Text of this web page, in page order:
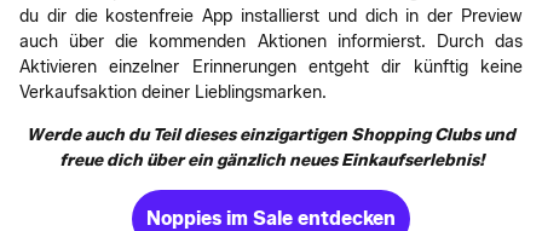
du dir die kostenfreie App installierst und dich in der Preview
auch über die kommenden Aktionen informierst. Durch das
Aktivieren einzelner Erinnerungen entgeht dir künftig keine
Verkaufsaktion deiner Lieblingsmarken.
Werde auch du Teil dieses einzigartigen Shopping Clubs und
freue dich über ein gänzlich neues Einkaufserlebnis!
Noppies im Sale entdecken